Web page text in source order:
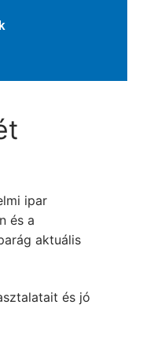
ipar
és a
aktuális
és jó